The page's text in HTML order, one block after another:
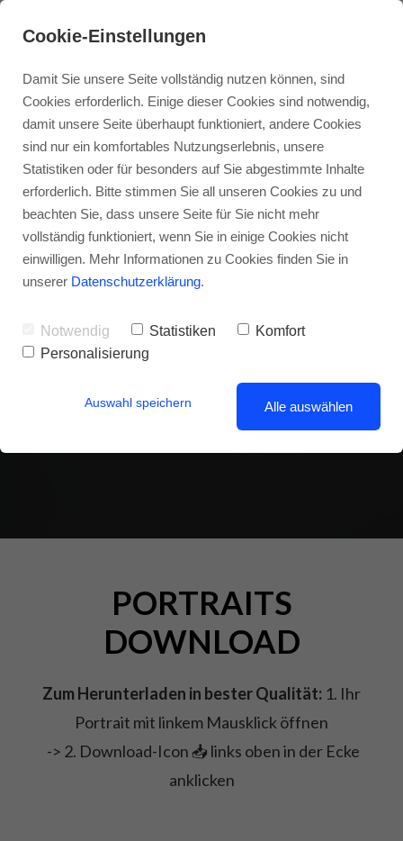
Maxim Simonenko
LIVE PORTRAITS
Flaconi's Kick Off
PORTRAITS
DOWNLOAD
Zum Herunterladen in bester Qualität: 1. Ihr
Portrait mit linkem Mausklick öffnen
-> 2. Download-Icon 📥 links oben in der Ecke
anklicken
Cookie-Einstellungen
Damit Sie unsere Seite vollständig nutzen können, sind
Cookies erforderlich. Einige dieser Cookies sind notwendig,
damit unsere Seite überhaupt funktioniert, andere Cookies
sind nur ein komfortables Nutzungserlebnis, unsere
Statistiken oder für besonders auf Sie abgestimmte Inhalte
erforderlich. Bitte stimmen Sie all unseren Cookies zu und
beachten Sie, dass unsere Seite für Sie nicht mehr
vollständig funktioniert, wenn Sie in einige Cookies nicht
einwilligen. Mehr Informationen zu Cookies finden Sie in
unserer Datenschutzerklärung.
Notwendig Statistiken
Komfort
Personalisierung
Auswahl speichern Alle auswählen